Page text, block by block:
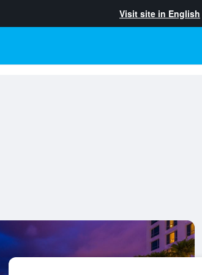
Visit site in English